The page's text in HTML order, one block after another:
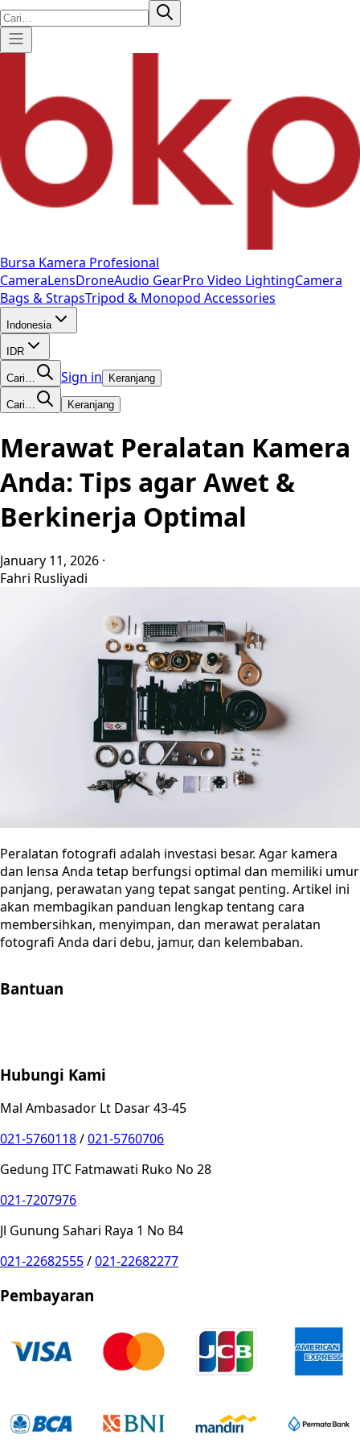
Bursa Kamera Profesional
CameraLensDroneAudio GearPro Video LightingCamera
Bags & StrapsTripod & Monopod Accessories
Indonesia
IDR
Cari… Sign in Keranjang
Cari… Keranjang
Merawat Peralatan Kamera
Anda: Tips agar Awet &
Berkinerja Optimal
January 11, 2026 ·
Fahri Rusliyadi
Peralatan fotografi adalah investasi besar. Agar kamera
dan lensa Anda tetap berfungsi optimal dan memiliki umur
panjang, perawatan yang tepat sangat penting. Artikel ini
akan membagikan panduan lengkap tentang cara
membersihkan, menyimpan, dan merawat peralatan
fotografi Anda dari debu, jamur, dan kelembaban.
Bantuan
Hubungi Kami
Mal Ambasador Lt Dasar 43-45
021-5760118/021-5760706
Gedung ITC Fatmawati Ruko No 28
021-7207976
Jl Gunung Sahari Raya 1 No B4
021-22682555/021-22682277
Pembayaran